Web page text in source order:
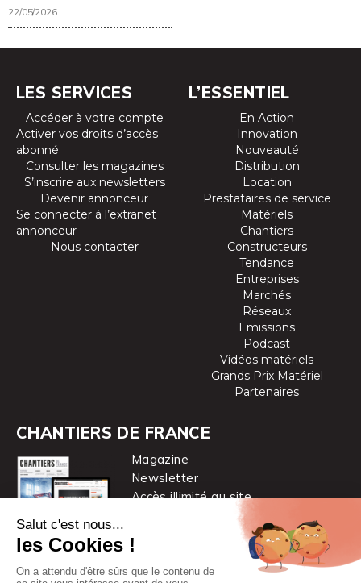
22/05/2026
LES SERVICES
Accéder à votre compte
Activer vos droits d’accès
abonné
Consulter les magazines
S’inscrire aux newsletters
Devenir annonceur
Se connecter à l’extranet
annonceur
Nous contacter
L’ESSENTIEL
En Action
Innovation
Nouveauté
Distribution
Location
Prestataires de service
Matériels
Chantiers
Constructeurs
Tendance
Entreprises
Marchés
Réseaux
Emissions
Podcast
Vidéos matériels
Grands Prix Matériel
Partenaires
CHANTIERS DE FRANCE
Magazine
Newsletter
Accès illimité au site